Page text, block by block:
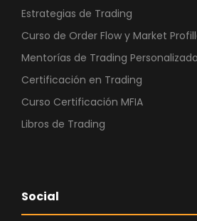
Estrategias de Trading
Curso de Order Flow y Market
Mentorías de Trading
Certificación en Trading
Curso Certificación MFIA
Libros de Trading
Social